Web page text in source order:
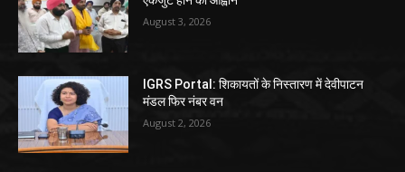
August 3, 2026
IGRS Portal: शिकायतों के निस्तारण में देवीपाटन
मंडल फिर नंबर वन
August 2, 2026